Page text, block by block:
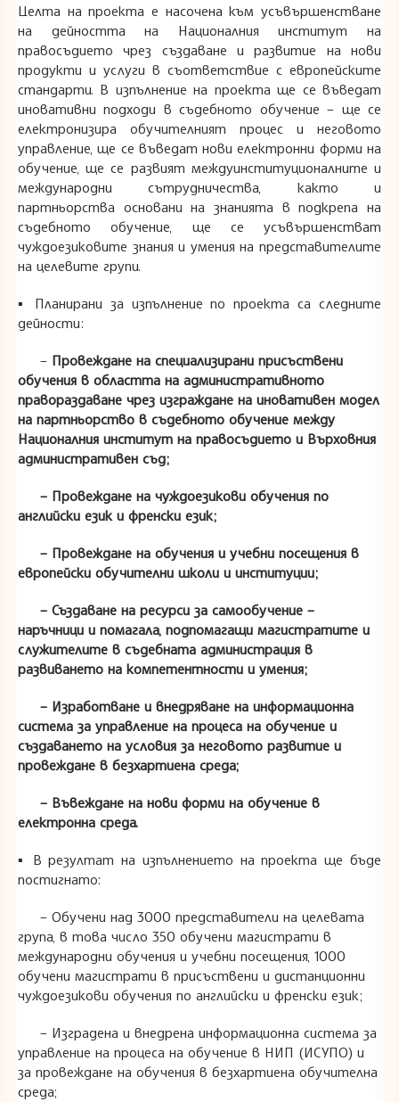
Целта на проекта е насочена към усъвършенстване
на дейността на Националния институт на
правосъдието чрез създаване и развитие на нови
продукти и услуги в съответствие с европейските
стандарти. В изпълнение на проекта ще се въведат
иновативни подходи в съдебното обучение – ще се
електронизира обучителният процес и неговото
управление, ще се въведат нови електронни форми на
обучение, ще се развият междуинституционалните и
международни сътрудничества, както и
партньорства основани на знанията в подкрепа на
съдебното обучение, ще се усъвършенстват
чуждоезиковите знания и умения на представителите
на целевите групи.
▪ Планирани за изпълнение по проекта са следните
дейности:
– Провеждане на специализирани присъствени
обучения в областта на административното
правораздаване чрез изграждане на иновативен модел
на партньорство в съдебното обучение между
Националния институт на правосъдието и Върховния
административен съд;
– Провеждане на чуждоезикови обучения по
английски език и френски език;
– Провеждане на обучения и учебни посещения в
европейски обучителни школи и институции;
– Създаване на ресурси за самообучение –
наръчници и помагала, подпомагащи магистратите и
служителите в съдебната администрация в
развиването на компетентности и умения;
– Изработване и внедряване на информационна
система за управление на процеса на обучение и
създаването на условия за неговото развитие и
провеждане в безхартиена среда;
– Въвеждане на нови форми на обучение в
електронна среда.
▪ В резултат на изпълнението на проекта ще бъде
постигнато:
– Обучени над 3000 представители на целевата
група, в това число 350 обучени магистрати в
международни обучения и учебни посещения, 1000
обучени магистрати в присъствени и дистанционни
чуждоезикови обучения по английски и френски език;
– Изградена и внедрена информационна система за
управление на процеса на обучение в НИП (ИСУПО) и
за провеждане на обучения в безхартиена обучителна
среда;